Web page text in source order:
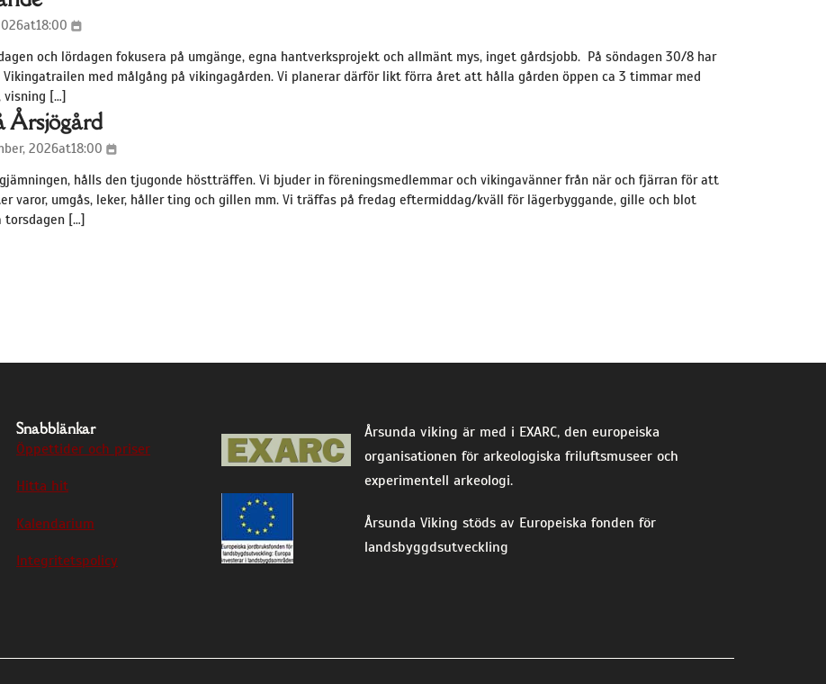
at18:00
och lördagen fokusera på umgänge, egna hantverksprojekt och allmänt mys, inget gårdsjobb. På söndagen 30/8 har
med målgång på vikingagården. Vi planerar därför likt förra året att hålla gården öppen ca 3 timmar med
[…]
Årsjögård
2026at18:00
hålls den tjugonde höstträffen. Vi bjuder in föreningsmedlemmar och vikingavänner från när och fjärran för att
varor, umgås, leker, håller ting och gillen mm. Vi träffas på fredag eftermiddag/kväll för lägerbyggande, gille och blot
torsdagen […]
Snabblänkar
Öppettider och priser
Hitta hit
Kalendarium
Integritetspolicy
Årsunda viking är med i EXARC, den europeiska
organisationen för arkeologiska friluftsmuseer och
experimentell arkeologi.
Årsunda Viking stöds av Europeiska fonden för
landsbyggdsutveckling